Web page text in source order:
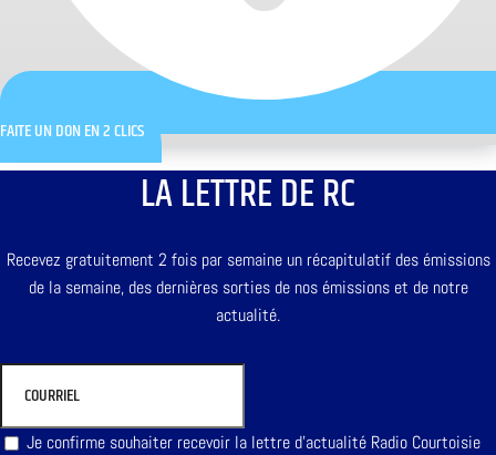
FAITE UN DON EN 2 CLICS
LA LETTRE DE RC
Recevez gratuitement 2 fois par semaine un récapitulatif des émissions
de la semaine, des dernières sorties de nos émissions et de notre
actualité.
Je confirme souhaiter recevoir la lettre d'actualité Radio Courtoisie